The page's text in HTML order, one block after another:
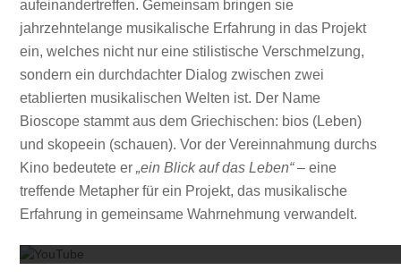
aufeinandertreffen. Gemeinsam bringen sie
jahrzehntelange musikalische Erfahrung in das Projekt
ein, welches nicht nur eine stilistische Verschmelzung,
sondern ein durchdachter Dialog zwischen zwei
etablierten musikalischen Welten ist. Der Name
Bioscope stammt aus dem Griechischen: bios (Leben)
und skopeein (schauen). Vor der Vereinnahmung durchs
Kino bedeutete er„ein Blick auf das Leben“– eine
treffende Metapher für ein Projekt, das musikalische
Erfahrung in gemeinsame Wahrnehmung verwandelt.